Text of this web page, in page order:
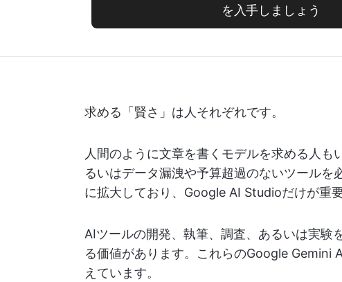
を入手しましょう
求める「賢さ」は人それぞれです。
人間のように文章を書くモデルを求める人
るいはデータ漏洩や予算超過のないツール
に拡大しており、Google AI Studioだけが重
AIツールの開発、執筆、調査、あるいは実験
る価値があります。これらのGoogle Gemini
えています。